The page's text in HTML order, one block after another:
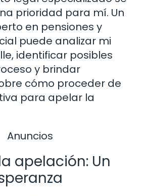
prioridad para mí. Un
en pensiones y
puede analizar mi
identificar posibles
y brindar
cómo proceder de
para apelar la
Anuncios
apelación: Un